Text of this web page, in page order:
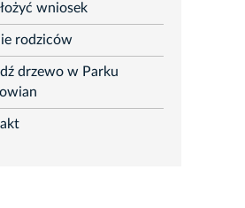
wniosek
rodziców
drzewo w Parku